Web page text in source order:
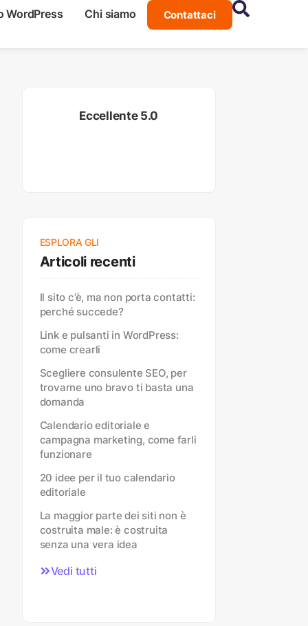
WordPress Chi siamo Contattaci
Eccellente 5.0
ESPLORA GLI
Articoli recenti
Il sito c’è, ma non porta contatti:
perché succede?
Link e pulsanti in WordPress:
come crearli
Scegliere consulente SEO, per
trovarne uno bravo ti basta una
domanda
Calendario editoriale e
campagna marketing, come farli
funzionare
20 idee per il tuo calendario
editoriale
La maggior parte dei siti non è
costruita male: è costruita
senza una vera idea
Vedi tutti